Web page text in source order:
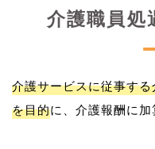
介護職員処
介護サービスに従事す
を目的に、介護報酬に加